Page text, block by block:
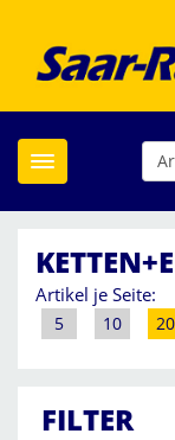
Toggle
Artikel je Seite:
5 10 20
FILTER